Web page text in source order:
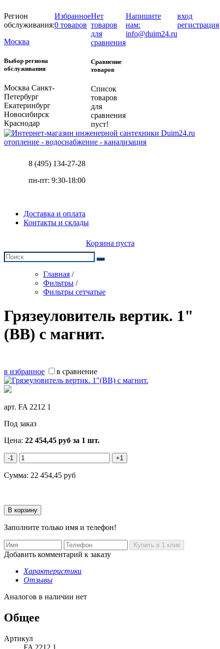
Регион
обслуживания:
Москва
Выбор региона
обслуживания
Москва Санкт-
Петербург
Екатеринбург
Новосибирск
Краснодар
Избранное
0 товаров
Нет
товаров
для
сравнения
Сравнение
товаров
Список
товаров
для
сравнения
пуст!
Напишите
нам:
info@duim24.ru
вход
регистрация
отопление - водоснабжение - канализация
8 (495) 134-27-28
пн-пт: 9:30-18:00
Доставка и оплата
Контакты и склады
Корзина пуста
Главная /
Фильтры /
Фильтры сетчатые
Грязеуловитель вертик. 1"
(ВВ) с магнит.
в избранное в сравнение
арт. FA 2212 1
Под заказ
Цена: 22 454,45 руб за 1 шт.
-1 +1
Сумма: 22 454,45 руб
Заполните только имя и телефон!
Добавить комментарий к заказу
Характеристики
Отзывы
Аналогов в наличии нет
Общее
Артикул
FA 2212 1